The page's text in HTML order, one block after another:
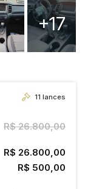
+17
11 lances
R$ 26.800,00
R$ 26.800,00
R$ 500,00